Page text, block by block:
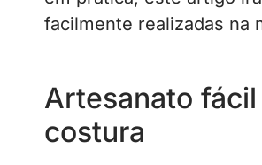
facilmente realizadas na
Artesanato
costura